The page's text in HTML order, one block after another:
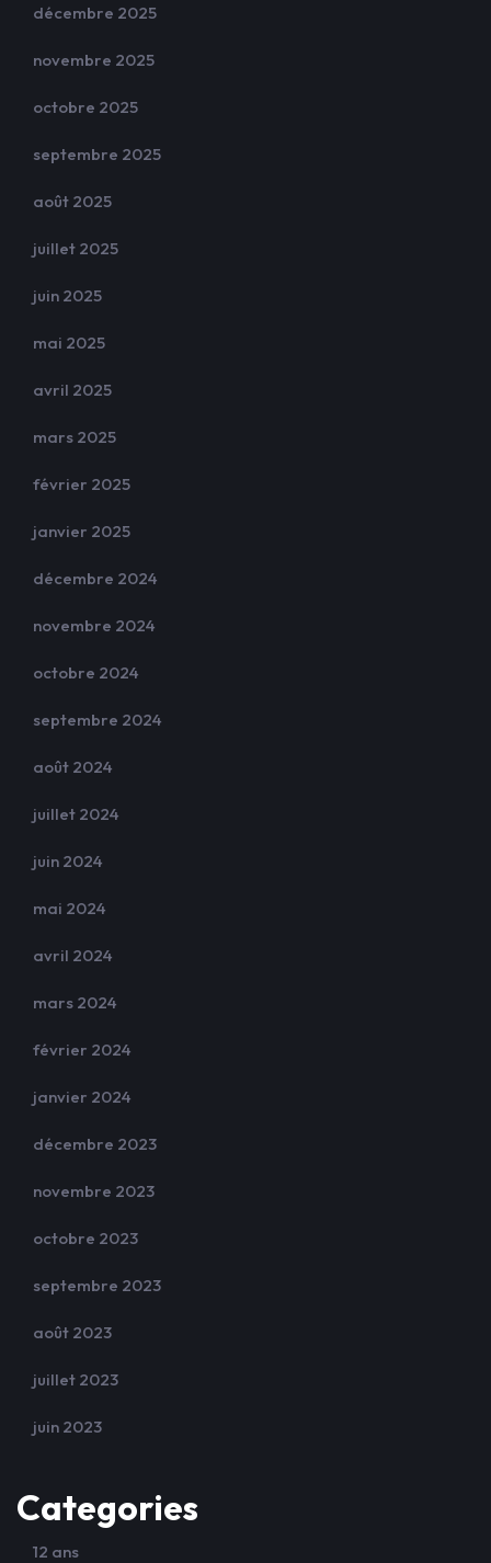
décembre 2025
novembre 2025
octobre 2025
septembre 2025
août 2025
juillet 2025
juin 2025
mai 2025
avril 2025
mars 2025
février 2025
janvier 2025
décembre 2024
novembre 2024
octobre 2024
septembre 2024
août 2024
juillet 2024
juin 2024
mai 2024
avril 2024
mars 2024
février 2024
janvier 2024
décembre 2023
novembre 2023
octobre 2023
septembre 2023
août 2023
juillet 2023
juin 2023
Categories
12 ans